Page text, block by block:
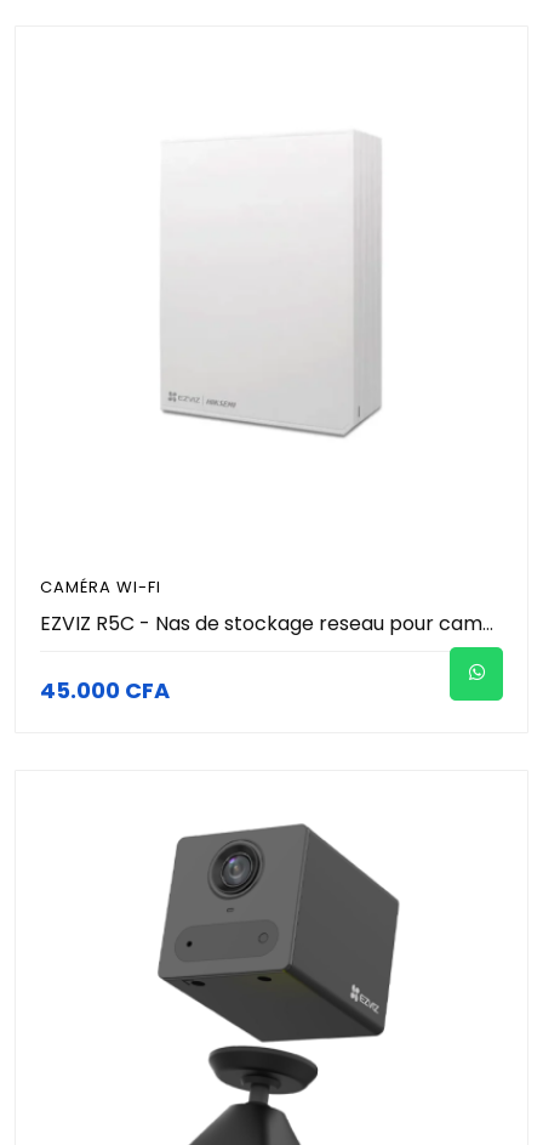
CAMÉRA WI-FI
EZVIZ R5C - Nas de stockage reseau pour camera EZVIZ - supporte jusqu'à 8 TB de disque dur HDD 3.5" et 8 camera Max
45.000 CFA